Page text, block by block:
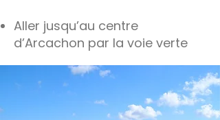
Aller jusqu’au centre
d’Arcachon par la voie verte